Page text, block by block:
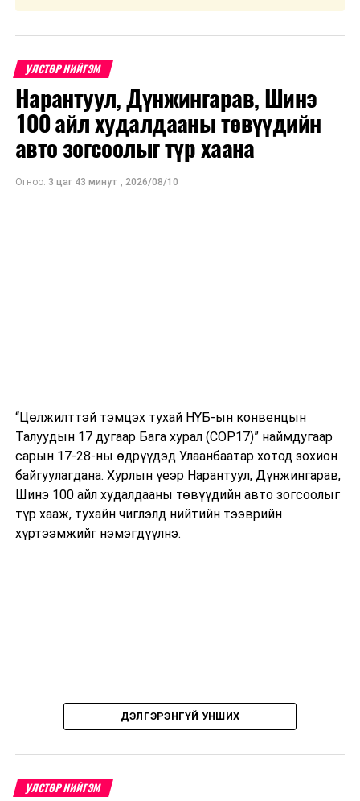
Энэ онд Монгол, Хятадын хооронд дипломат
ажиллагааны гэрээ байгуулсны 30 жил, Иж бүрэн
хөгжлийг урагшлуулах, харилцан ашигтай шинэ
хамтын ажиллагааг эхлүүлэхэд бэлэн байгаагаа
илэрхийлэв.
УЛСТӨР НИЙГЭМ
Нарантуул, Дүнжингарав, Шинэ
100 айл худалдааны төвүүдийн
авто зогсоолыг түр хаана
Огноо: 3 цаг 43 минут , 2026/08/10
“Цөлжилттэй тэмцэх тухай НҮБ-ын конвенцын
Талуудын 17 дугаар Бага хурал (COP17)” наймдугаар
сарын 17-28-ны өдрүүдэд Улаанбаатар хотод зохион
байгуулагдана. Хурлын үеэр Нарантуул, Дүнжингарав,
Шинэ 100 айл худалдааны төвүүдийн авто зогсоолыг
түр хааж, тухайн чиглэлд нийтийн тээврийн
хүртээмжийг нэмэгдүүлнэ.
ДЭЛГЭРЭНГҮЙ УНШИХ
УЛСТӨР НИЙГЭМ